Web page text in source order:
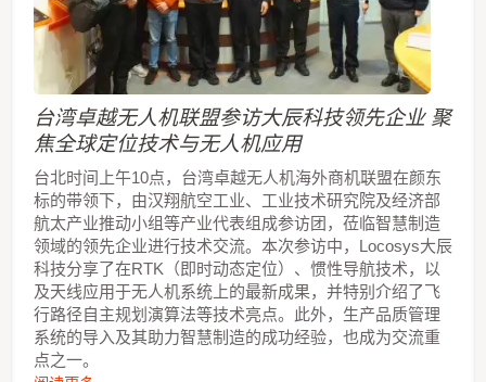
台湾卓越无人机联盟参访大辰科技领先企业 聚
焦全球定位技术与无人机应用
台北时间上午10点，台湾卓越无人机海外商机联盟在颜东
标的带领下，由汉翔航空工业、工业技术研究院及经济部
航太产业推动小组等产业代表组成参访团，莅临智慧制造
领域的领先企业进行技术交流。本次参访中，Locosys大辰
科技分享了在RTK（即时动态定位）、惯性导航技术，以
及天线应用于无人机系统上的最新成果，并特别介绍了飞
行路径自主规划演算法等技术亮点。此外，生产品质管理
系统的导入及其助力智慧制造的成功经验，也成为交流重
点之一。